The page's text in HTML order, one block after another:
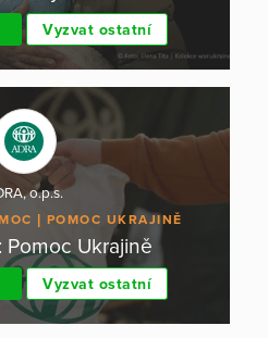
Vyzvat ostatní
o.p.s.
POMOC UKRAJINĚ
Pomoc Ukrajině
Vyzvat ostatní